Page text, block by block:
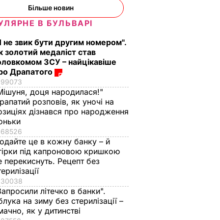
Більше новин
В БУЛЬВАРІ
не звик бути другим номером".
золотий медаліст став
ЗСУ – найцікавіше
Драпатого
99073
доця народилася!"
розповів, як уночі на
дізнався про народження
68526
це в кожну банку – й
під капроновою кришкою
перекиснуть. Рецепт без
30038
літечко в банки".
на зиму без стерилізації –
як у дитинстві